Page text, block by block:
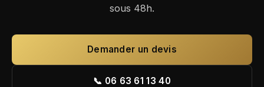
sous 48h.
Demander un devis
📞 06 63 61 13 40